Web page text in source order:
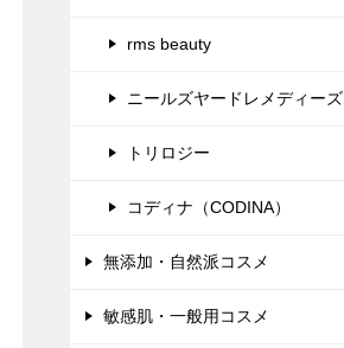
rms beauty
ニールズヤードレメディーズ
トリロジー
コディナ（CODINA）
無添加・自然派コスメ
敏感肌・一般用コスメ